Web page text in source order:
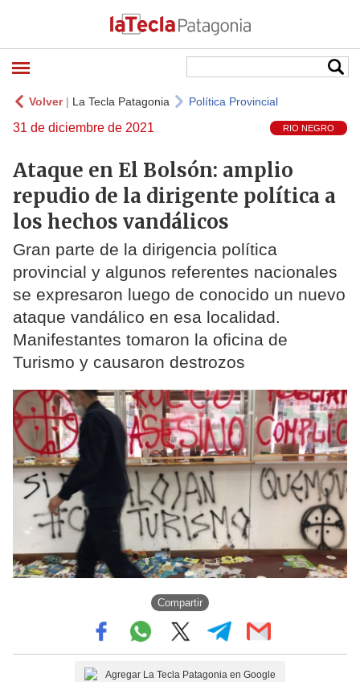
Volver| La Tecla Patagonia Política Provincial
31 de diciembre de 2021 RIO NEGRO
Ataque en El Bolsón: amplio
repudio de la dirigente política a
los hechos vandálicos
Gran parte de la dirigencia política
provincial y algunos referentes nacionales
se expresaron luego de conocido un nuevo
ataque vandálico en esa localidad.
Manifestantes tomaron la oficina de
Turismo y causaron destrozos
Compartir
Agregar La Tecla Patagonia en Google